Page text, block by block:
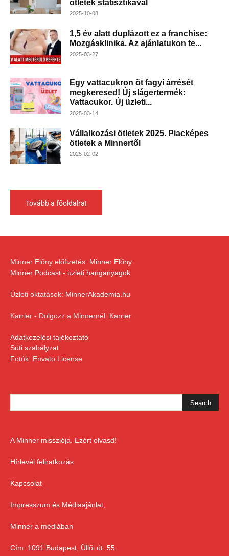
ötletek statisztikával
2025-10-08
1,5 év alatt duplázott ez a franchise:
Mozgásklinika. Az ajánlatukon te...
2025-03-27
Egy vattacukron öt fagyi árrését
megkeresed! Új slágertermék:
Vattacukor. Új üzleti...
2025-03-14
Vállalkozási ötletek 2025. Piacképes
ötletek a Minnertől
2025-02-02
Tovább a főoldalra!
Minner Előny előfizetés: Minner Előny
Minner Podcast - üzleti hanganyagok
Üzleti oktatások: MinnerAkademia.hu
Karrier - Dolgozz a Minnernél: Karrier
Adatkezelési tájékoztató
Süti szabályzat
Fotók: Envato License
A Minner missziója. Ezért olvasd!
Hírlevél feliratkozás
Kapcsolat
Impresszum és Médiaajánlat,
Minner a médiában
Cím: 1091 Budapest, Üllői út. 55.